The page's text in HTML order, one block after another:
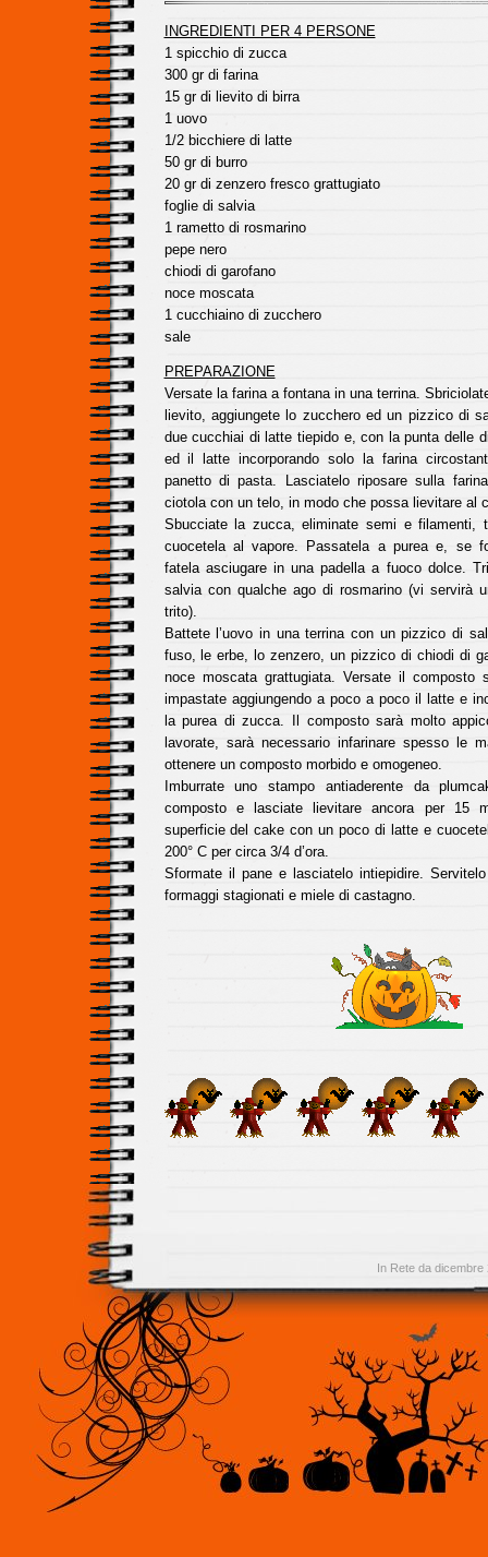
INGREDIENTI PER 4 PERSONE
1 spicchio di zucca
300 gr di farina
15 gr di lievito di birra
1 uovo
1/2 bicchiere di latte
50 gr di burro
20 gr di zenzero fresco grattugiato
foglie di salvia
1 rametto di rosmarino
pepe nero
chiodi di garofano
noce moscata
1 cucchiaino di zucchero
sale
PREPARAZIONE
Versate la farina a fontana in una terrina.
lievito, aggiungete lo zucchero ed un pizzico di
due cucchiai di latte tiepido e, con la punta delle
ed il latte incorporando solo la farina
panetto di pasta. Lasciatelo riposare sulla
ciotola con un telo, in modo che possa lievitare al
Sbucciate la zucca, eliminate semi e filamenti,
cuocetela al vapore. Passatela a purea e, se
fatela asciugare in una padella a fuoco dolce.
salvia con qualche ago di rosmarino (vi servirà
trito).
Battete l’uovo in una terrina con un pizzico di
fuso, le erbe, lo zenzero, un pizzico di chiodi di
noce moscata grattugiata. Versate il composto
impastate aggiungendo a poco a poco il latte e
la purea di zucca. Il composto sarà molto
lavorate, sarà necessario infarinare spesso le
ottenere un composto morbido e omogeneo.
Imburrate uno stampo antiaderente da
composto e lasciate lievitare ancora per 15
superficie del cake con un poco di latte e
200° C per circa 3/4 d’ora.
Sformate il pane e lasciatelo intiepidire.
formaggi stagionati e miele di castagno.
In Rete da dicembre